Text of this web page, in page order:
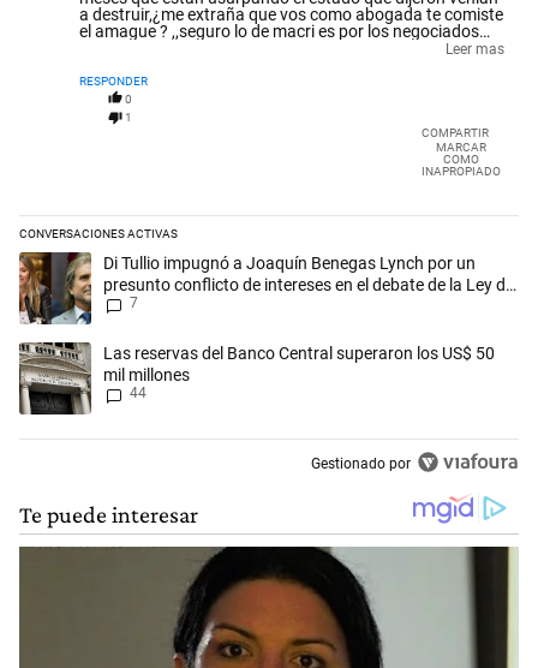
a destruir,¿me extraña que vos como abogada te comiste
el amague ? ,,seguro lo de macri es por los negociados
que esta desconforme ,porque El TOTO fugo 40K Millones
del Oro del B.Central,asi no hablen para atraz porque el
pro estan mas sucio que una remolacha recien
cosechada.
Leer mas
RESPONDER
0
1
COMPARTIR
MARCAR
COMO
INAPROPIADO
CONVERSACIONES ACTIVAS
Este listado muestra los artículos con más comentarios en los
Un artículo de tendencia con el título "Di Tullio impugnó a Joaquín
Di Tullio impugnó a Joaquín Benegas Lynch por un
presunto conflicto de intereses en el debate de la Ley de
Tierras
7
Un artículo de tendencia con el título "Las reservas del Banco Central
Las reservas del Banco Central superaron los US$ 50
mil millones
44
Gestionado por